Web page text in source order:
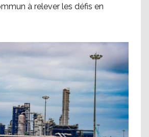
à relever les défis en